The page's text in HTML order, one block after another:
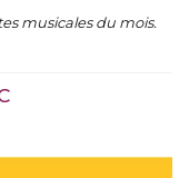
musicales du mois.